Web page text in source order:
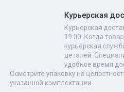
Курьерская
Курьерская
19.00. Когда
курьерская
деталей.
удобное время
Осмотрите упаковку на
указанной комплектации.